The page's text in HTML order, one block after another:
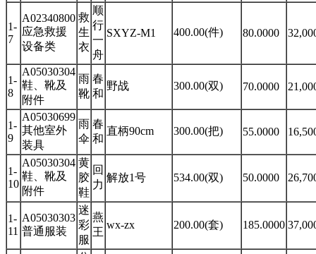
1-
7
A02340800
应急救援
设备类
救
生
衣
顺
行
一
舟
SXYZ-M1 400.00(件) 80.0000
1-
8
A05030304
鞋、靴及
附件
雨
靴
春
和
野战 300.00(双) 70.0000
1-
9
A05030699
其他室外
装具
雨
伞
春
和
直柄90cm 300.00(把) 55.0000
1-
10
A05030304
鞋、靴及
附件
黄
胶
鞋
回
力
解放1号 534.00(双) 50.0000
1-
11
A05030303
普通服装
迷
彩
服
燕
王
wx-zx 200.00(套) 185.0000